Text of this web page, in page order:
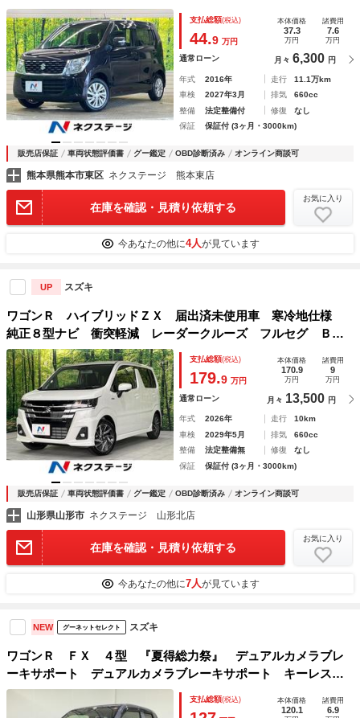
コン シートヒーター ＵＳＢ／ＡＵＸ接続
支払総額(税込)
44.9 万円
本体価格
37.3
万円
諸費用
7.6
万円
通常ローン 月々 6,300 円
年式 2016年 走行
11.1万km
車検
2027年3月 排気
660cc
整備
法定整備付 修復
なし
保証
保証付 (3ヶ月・3000km)
販売店保証 車両状態評価書 グー鑑定 OBD診断済み オンライン商談可
熊本県熊本市東区 ネクステージ 熊本東店
在庫を確認・見積り依頼する
お気に入り
今あなたの他に4人が見ています
UP スズキ
ワゴンＲ ハイブリッドＺＸ 届出済未使用車 寒冷地仕様
純正８型ナビ 衝突軽減 レーダークルーズ フルセグ Ｂｌ
ｕｅｔｏｏｔｈ ＬＥＤヘッド・フォグ シートヒーター 純
正１５インチＡＷ オートマチックハイビーム
支払総額(税込)
179.9 万円
本体価格
170.9
万円
諸費用
9
万円
通常ローン 月々 13,500 円
年式 2026年 走行
10km
車検
2029年5月 排気
660cc
整備
法定整備無 修復
なし
保証
保証付 (3ヶ月・3000km)
販売店保証 車両状態評価書 グー鑑定 OBD診断済み オンライン商談可
山形県山形市 ネクステージ 山形北店
在庫を確認・見積り依頼する
お気に入り
今あなたの他に7人が見ています
NEW グーネットセレクト スズキ
ワゴンＲ ＦＸ ４型 『夏得総力祭』 デュアルカメラブレ
ーキサポート デュアルカメラブレーキサポート キーレスプ
ッシュスタート シートヒーター オートエアコン オートラ
イト ＣＤ・ラジオデッキ パワーステアリング パワーウイ
支払総額(税込) 本体価格
120.1
諸費用
6.9